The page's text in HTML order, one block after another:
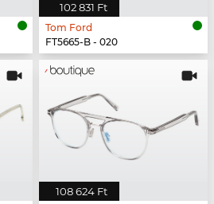
102 831 Ft
Tom Ford
FT5665-B - 020
108 624 Ft